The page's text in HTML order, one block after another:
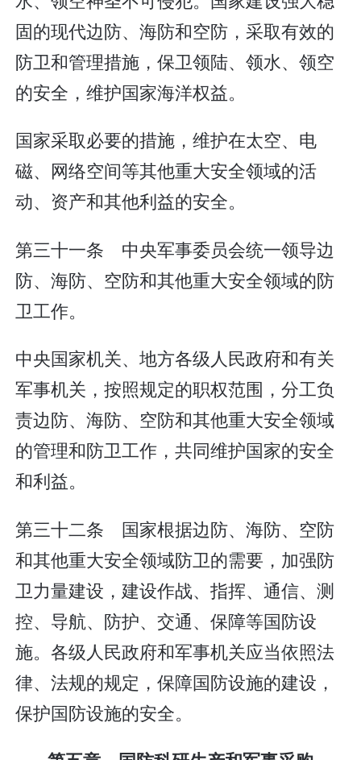
固的现代边防、海防和空防，采取有效的
防卫和管理措施，保卫领陆、领水、领空
的安全，维护国家海洋权益。
国家采取必要的措施，维护在太空、电
磁、网络空间等其他重大安全领域的活
动、资产和其他利益的安全。
第三十一条 中央军事委员会统一领导边
防、海防、空防和其他重大安全领域的防
卫工作。
中央国家机关、地方各级人民政府和有关
军事机关，按照规定的职权范围，分工负
责边防、海防、空防和其他重大安全领域
的管理和防卫工作，共同维护国家的安全
和利益。
第三十二条 国家根据边防、海防、空防
和其他重大安全领域防卫的需要，加强防
卫力量建设，建设作战、指挥、通信、测
控、导航、防护、交通、保障等国防设
施。各级人民政府和军事机关应当依照法
律、法规的规定，保障国防设施的建设，
保护国防设施的安全。